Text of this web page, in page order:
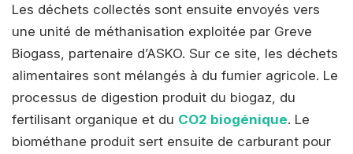
Les déchets collectés sont ensuite envoyés vers
une unité de méthanisation exploitée par Greve
Biogass, partenaire d’ASKO. Sur ce site, les déchets
alimentaires sont mélangés à du fumier agricole. Le
processus de digestion produit du biogaz, du
fertilisant organique et du CO2 biogénique. Le
biométhane produit sert ensuite de carburant pour